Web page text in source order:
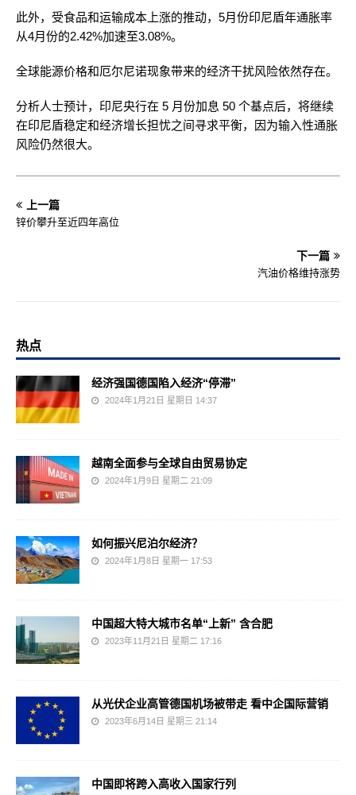
此外，受食品和运输成本上涨的推动，5月份印尼盾年通胀率
从4月份的2.42%加速至3.08%。
全球能源价格和厄尔尼诺现象带来的经济干扰风险依然存在。
分析人士预计，印尼央行在 5 月份加息 50 个基点后，将继续
在印尼盾稳定和经济增长担忧之间寻求平衡，因为输入性通胀
风险仍然很大。
上一篇
锌价攀升至近四年高位
下一篇
汽油价格维持涨势
热点
经济强国德国陷入经济“停滞”
2024年1月21日 星期日 14:37
越南全面参与全球自由贸易协定
2024年1月9日 星期二 21:09
如何振兴尼泊尔经济？
2024年1月8日 星期一 17:53
中国超大特大城市名单“上新” 含合肥
2023年11月21日 星期二 17:16
从光伏企业高管德国机场被带走 看中企国际营销
2023年6月14日 星期三 21:14
中国即将跨入高收入国家行列